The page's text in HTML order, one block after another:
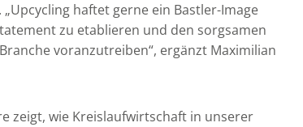
haftet gerne ein Bastler-Image
zu etablieren und den sorgsamen
voranzutreiben“, ergänzt Maximilian
zeigt, wie Kreislaufwirtschaft in unserer